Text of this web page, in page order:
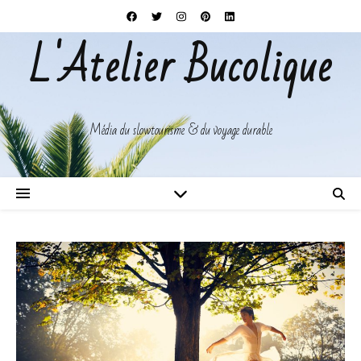
L'Atelier Bucolique
Média du slowtourisme & du voyage durable